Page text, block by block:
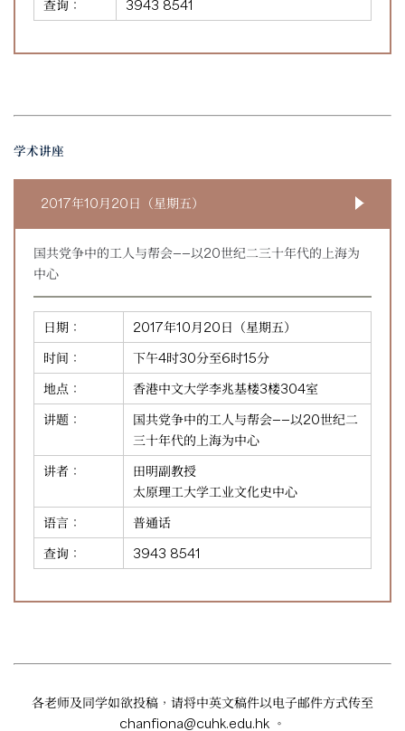
查询： 3943 8541
学术讲座
2017年10月20日（星期五）
国共党争中的工人与帮会——以20世纪二三十年代的上海为
中心
日期：
2017年10月20日（星期五）
时间：
下午4时30分至6时15分
地点：
香港中文大学李兆基楼3楼304室
讲题：
国共党争中的工人与帮会——以20世纪二
三十年代的上海为中心
讲者：
田明副教授
太原理工大学工业文化史中心
语言：
普通话
查询：
3943 8541
各老师及同学如欲投稿，请将中英文稿件以电子邮件方式传至
chanfiona@cuhk.edu.hk 。